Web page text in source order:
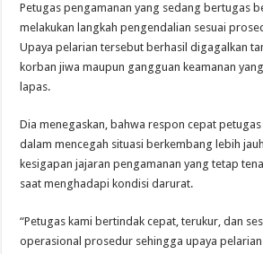
Petugas pengamanan yang sedang bertugas
melakukan langkah pengendalian sesuai
Upaya pelarian tersebut berhasil digagalkan
korban jiwa maupun gangguan keamanan
lapas.
Dia menegaskan, bahwa respon cepat
dalam mencegah situasi berkembang lebih
kesigapan jajaran pengamanan yang tetap
saat menghadapi kondisi darurat.
“Petugas kami bertindak cepat, terukur, dan
operasional prosedur sehingga upaya